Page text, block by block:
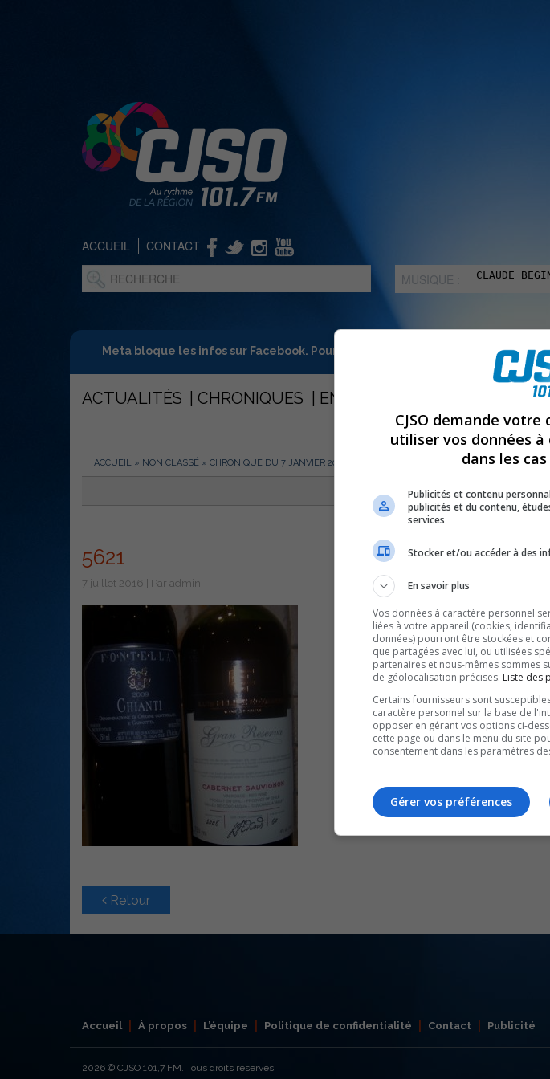
ACCUEIL CONTACT
MUSIQUE :
Meta bloque les infos sur Facebook. Pour ne rien manquer à Sorel-Tracy et
ACTUALITÉS CHRONIQUES ENTREVUES
ACCUEIL » NON CLASSÉ » CHRONIQUE DU 7 JANVIER 2011
5621
7 juillet 2016 | Par admin
Retour
Accueil À propos L’équipe Politique de confidentialité Contact Publicité
2026 © CJSO 101,7 FM. Tous droits réservés.
CJSO demande
utiliser vos données
dans les
Publicités et contenu
publicités et du contenu,
services
Stocker et/ou accéder à des
En savoir plus
Vos données à caractère personnel
liées à votre appareil (cookies,
données) pourront être stockées et
que partagées avec lui, ou utilisées
partenaires et nous-mêmes sommes
de géolocalisation précises. Liste des
Certains fournisseurs sont
caractère personnel sur la base de
opposer en gérant vos options ci-
cette page ou dans le menu du site
consentement dans les paramètres
Gérer vos préférences